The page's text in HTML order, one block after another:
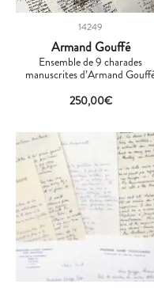
14249
Armand Gouffé
Ensemble de 9 charades
manuscrites d’Armand
250,00€